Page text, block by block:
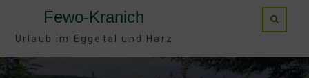
Fewo-Kranich
Urlaub im Eggetal und Harz